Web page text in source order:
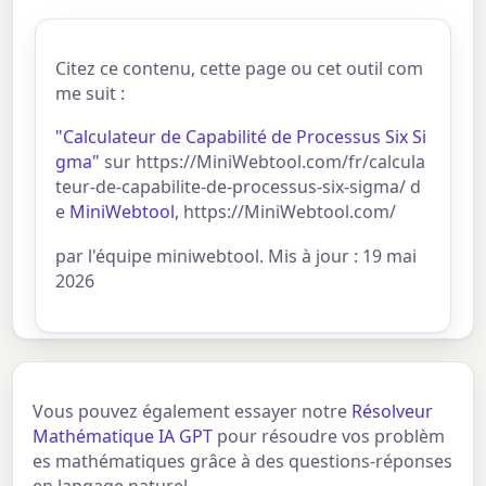
Citez ce contenu, cette page ou cet outil com
me suit :
"Calculateur de Capabilité de Processus Six Si
gma" sur https://MiniWebtool.com/fr/calcula
teur-de-capabilite-de-processus-six-sigma/ d
e MiniWebtool, https://MiniWebtool.com/
par l'équipe miniwebtool. Mis à jour : 19 mai
2026
Vous pouvez également essayer notre Résolveur
Mathématique IA GPT pour résoudre vos problèm
es mathématiques grâce à des questions-réponses